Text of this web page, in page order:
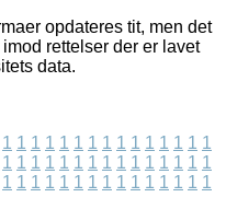
opdateres tit, men det
rettelser der er lavet
data.
1 1 1 1 1 1 1 1 1 1 1 1 1 1 1
1 1 1 1 1 1 1 1 1 1 1 1 1 1 1
1 1 1 1 1 1 1 1 1 1 1 1 1 1 1